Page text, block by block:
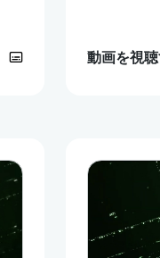
動画を視